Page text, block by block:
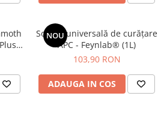
NOU
Soluție universală de curățare
APC - Feynlab® (1L)
103,90 RON
ADAUGA IN COS